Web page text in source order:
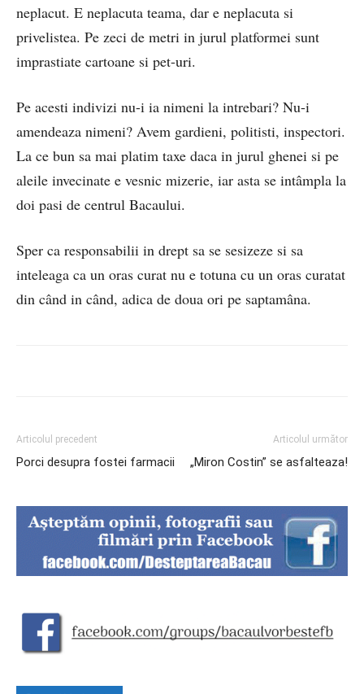
neplacut. E neplacuta teama, dar e neplacuta si
privelistea. Pe zeci de metri in jurul platformei sunt
imprastiate cartoane si pet-uri.
Pe acesti indivizi nu-i ia nimeni la intrebari? Nu-i
amendeaza nimeni? Avem gardieni, politisti, inspectori.
La ce bun sa mai platim taxe daca in jurul ghenei si pe
aleile invecinate e vesnic mizerie, iar asta se intâmpla la
doi pasi de centrul Bacaului.
Sper ca responsabilii in drept sa se sesizeze si sa
inteleaga ca un oras curat nu e totuna cu un oras curatat
din când in când, adica de doua ori pe saptamâna.
Articolul precedent
Porci desupra fostei farmacii
Articolul următor
„Miron Costin” se asfalteaza!